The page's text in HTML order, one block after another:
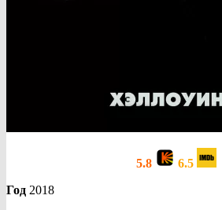
5.8
6.5
Год 2018